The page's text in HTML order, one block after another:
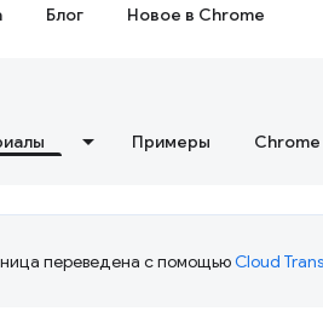
Блог Новое в Chrome
Примеры
переведена с помощьюCloud